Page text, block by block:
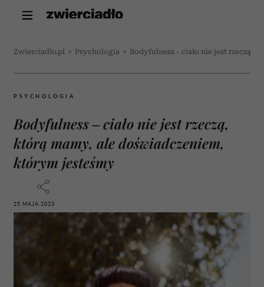
Zwierciadlo.pl > Psychologia > Bodyfulness – ciało nie jest rzeczą,
PSYCHOLOGIA
Bodyfulness – ciało nie jest rzeczą,
którą mamy, ale doświadczeniem,
którym jesteśmy
25 MAJA 2023